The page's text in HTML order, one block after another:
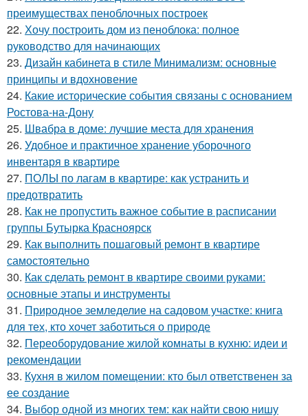
преимуществах пеноблочных построек
22. Хочу построить дом из пеноблока: полное
руководство для начинающих
23. Дизайн кабинета в стиле Минимализм: основные
принципы и вдохновение
24. Какие исторические события связаны с основанием
Ростова-на-Дону
25. Швабра в доме: лучшие места для хранения
26. Удобное и практичное хранение уборочного
инвентаря в квартире
27. ПОЛЫ по лагам в квартире: как устранить и
предотвратить
28. Как не пропустить важное событие в расписании
группы Бутырка Красноярск
29. Как выполнить пошаговый ремонт в квартире
самостоятельно
30. Как сделать ремонт в квартире своими руками:
основные этапы и инструменты
31. Природное земледелие на садовом участке: книга
для тех, кто хочет заботиться о природе
32. Переоборудование жилой комнаты в кухню: идеи и
рекомендации
33. Кухня в жилом помещении: кто был ответственен за
ее создание
34. Выбор одной из многих тем: как найти свою нишу